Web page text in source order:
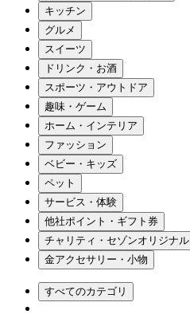
キッチン
グルメ
スイーツ
ドリンク・お酒
スポーツ・アウトドア
趣味・ゲーム
ホーム・インテリア
ファッション
ベビー・キッズ
ペット
サービス・体験
他社ポイント・ギフト券
チャリティ・セゾンオリジナル
金アクセサリー・小物
すべてのカテゴリ